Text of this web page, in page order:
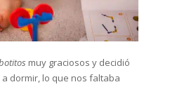
muy graciosos y decidió
dormir, lo que nos faltaba